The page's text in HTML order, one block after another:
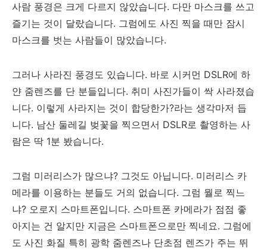
사람 풍경은 크게 다르지 않았습니다. 다만 마스크를 쓰고
즐기는 것이 달랐습니다. 그럼에도 사진 찍을 때만 잠시
마스크를 벗는 사람들이 많았습니다.
그러나 사라진 풍경도 있습니다. 바로 시커먼 DSLR에 하
얀 줌렌즈를 단 분들입니다. 취미 사진가들이 싹 사라졌습
니다. 이렇게 사라지는 것이 합당한가?라는 생각마저 듭
니다. 남산 둘레길 벚꽃을 찍으면서 DSLR로 촬영하는 사
람은 딱 1분 봤습니다.
그럼 미러리스가 많으냐? 그것도 아닙니다. 미러리스 카
메라를 이용하는 분들도 거의 없습니다. 그럼 뭘로 찍느
냐? 오로지 스마트폰입니다. 스마트폰 카메라가 점점 좋
아지는 건 알지만 지금은 스마트폰으로만 찍네요. 그럼에
도 사진 화질 특히 광학 줌렌즈나 단초점 렌즈가 주는 뛰